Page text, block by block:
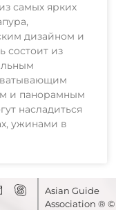
самых ярких
дизайном и
состоит из
и панорамным
насладиться
ужинами в
Asian Guide
Association ® ©